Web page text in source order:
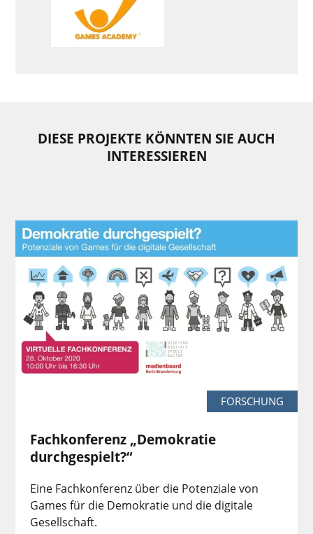
DIESE PROJEKTE KÖNNTEN SIE AUCH
INTERESSIEREN
FORSCHUNG
Fachkonferenz „Demokratie
durchgespielt?“
Eine Fachkonferenz über die Potenziale von
Games für die Demokratie und die digitale
Gesellschaft.